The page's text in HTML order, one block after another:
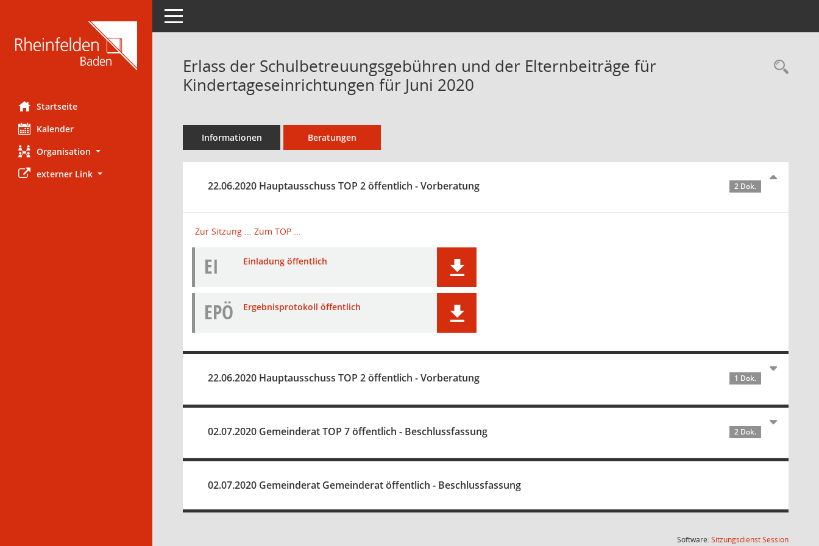
Startseite
Kalender
Organisation
externer Link
Toggle navigation
Erlass der Schulbetreuungsgebühren und der Elternbeiträge für
Kindertageseinrichtungen für Juni 2020
Informationen Beratungen
22.06.2020 Hauptausschuss TOP 2 öffentlich - Vorberatung 2 Dok.
Zur Sitzung ... Zum TOP ...
EI Einladung öffentlich
EPÖ Ergebnisprotokoll öffentlich
22.06.2020 Hauptausschuss TOP 2 öffentlich - Vorberatung 1 Dok.
02.07.2020 Gemeinderat TOP 7 öffentlich - Beschlussfassung 2 Dok.
02.07.2020 Gemeinderat Gemeinderat öffentlich - Beschlussfassung
Software:SitzungsdienstSession(Wird in